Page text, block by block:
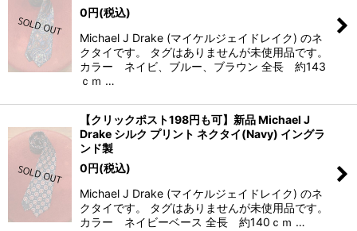
0円(税込)
Michael J Drake (マイケルジェイドレイク) のネ
クタイです。 タグはありませんが未使用品です。
カラー ネイビ、ブルー、ブラウン 全長 約143
ｃｍ …
【クリックポスト198円も可】新品 Michael J
Drake シルク プリント ネクタイ(Navy) イングラ
ンド製
0円(税込)
Michael J Drake (マイケルジェイドレイク) のネ
クタイです。 タグはありませんが未使用品です。
カラー ネイビーベース 全長 約140ｃｍ …